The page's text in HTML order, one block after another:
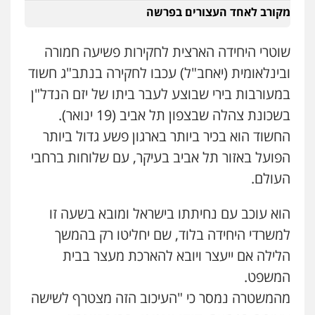
לבן
0507368203
שחר לדובסקי, עו"ד
פלילי מעצרים וחקירות עבירות המתה
דין לענייני אסירים
0507913332
אסירים
0505216700
0547342002
מקורב לאחד העצורים בפרשה
שוטרי היחידה הארצית לחקירות פשיעה חמורה
ובינלאומית (יאחב"ל) עכבו לחקירה בנתב"ג חשוד
במעורבות בירי שבוצע לעבר ביתו של יזם הנדל"ן
בשכונת צהלה שבצפון תל אביב (19 ינואר).
החשוד הוא בכיר ביותר בארגון פשע גדול ביותר
הפועל באזור תל אביב בעיקר, עם שלוחות ברחבי
העולם.
הוא עוכב עם נחיתתו בישראל ומובא בשעה זו
למשרדי היחידה בלוד, שם יחליטו רק בהמשך
הלילה אם ייעצר ויובא להארכת מעצר בבית
המשפט.
מהמשטרה נמסר כי "העיכוב הזה מצטרף לשישה